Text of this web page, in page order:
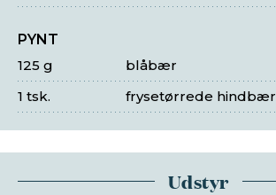
PYNT
blåbær
125 g
frysetørrede hindbær
1 tsk.
Udstyr